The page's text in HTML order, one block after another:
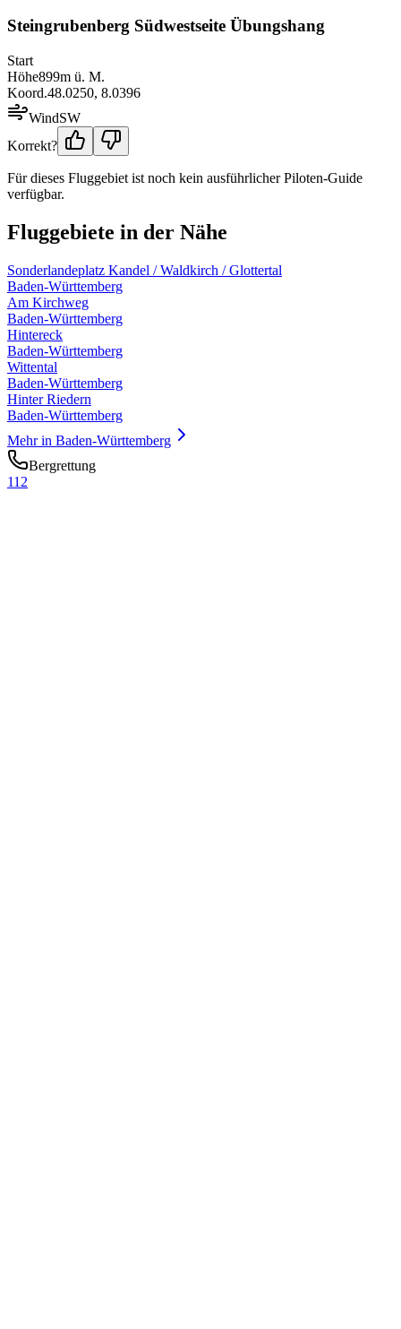
Steingrubenberg Südwestseite Übungshang
Start
Höhe899m ü. M.
Koord.48.0250, 8.0396
WindSW
Korrekt?
Für dieses Fluggebiet ist noch kein ausführlicher Piloten-Guide
verfügbar.
Fluggebiete in der Nähe
Sonderlandeplatz Kandel / Waldkirch / Glottertal
Baden-Württemberg
Am Kirchweg
Baden-Württemberg
Hintereck
Baden-Württemberg
Wittental
Baden-Württemberg
Hinter Riedern
Baden-Württemberg
Mehr in Baden-Württemberg
Bergrettung
112